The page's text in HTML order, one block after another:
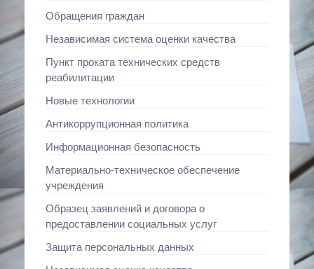
Обращения граждан
Независимая система оценки качества
Пункт проката технических средств
реабилитации
Новые технологии
Антикоррупционная политика
Информационная безопасность
Материально-техническое обеспечение
учреждения
Образец заявлений и договора о
предоставлении социальных услуг
Защита персональных данных